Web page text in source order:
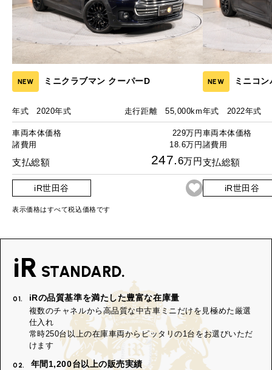
NEW ミニクラブマン クーパーD
年式 2020年式 走行距離 55,000km
車両本体価格
229万円
諸費用
18.6万円
支払総額 247.6万円
iR世田谷
NEW ミニコ
年式 2022年式
車両本体価格
諸費用
支払総額
iR世田谷
表示価格はすべて税込価格です
iR STANDARD.
01. iRの品質基準を満たした豊富な在庫量
複数のチャネルから高品質な中古車ミニだけを見極めた厳選
仕入れ
常時250台以上の在庫車両からピッタリの1台をお選びいただ
けます
02. 年間1,200台以上の販売実績